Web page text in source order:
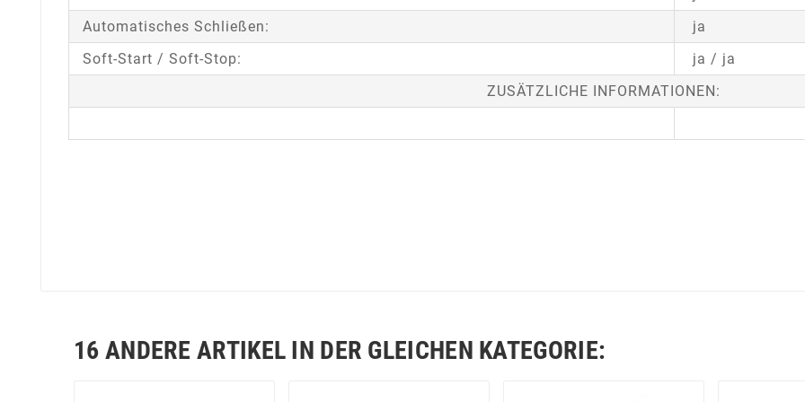
Automatisches Schließen:
ja
Soft-Start / Soft-Stop:
ja / ja
ZUSÄTZLICHE INFORMATIONEN:
16 ANDERE ARTIKEL IN DER GLEICHEN KATEGORIE: